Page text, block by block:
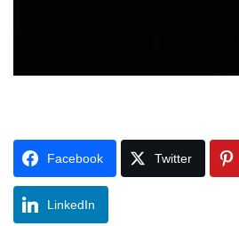
Facebook Twitter
LinkedIn